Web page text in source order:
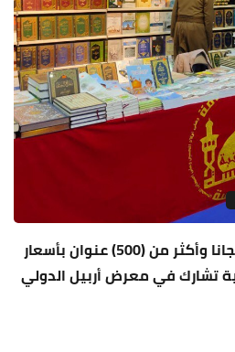
إصدارات باللغة الكردية مجانا وأكثر من (500) عنوان بأسعار
تشارك في معرض أربيل الدولي